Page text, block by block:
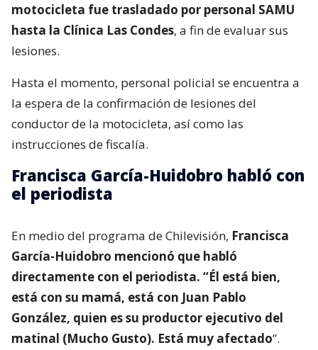
motocicleta fue trasladado por personal SAMU
hasta la Clínica Las Condes, a fin de evaluar sus
lesiones.
Hasta el momento, personal policial se encuentra a
la espera de la confirmación de lesiones del
conductor de la motocicleta, así como las
instrucciones de fiscalía.
Francisca García-Huidobro habló con
el periodista
En medio del programa de Chilevisión, Francisca
García-Huidobro mencionó que habló
directamente con el periodista. “Él está bien,
está con su mamá, está con Juan Pablo
González, quien es su productor ejecutivo del
matinal (Mucho Gusto). Está muy afectado”.